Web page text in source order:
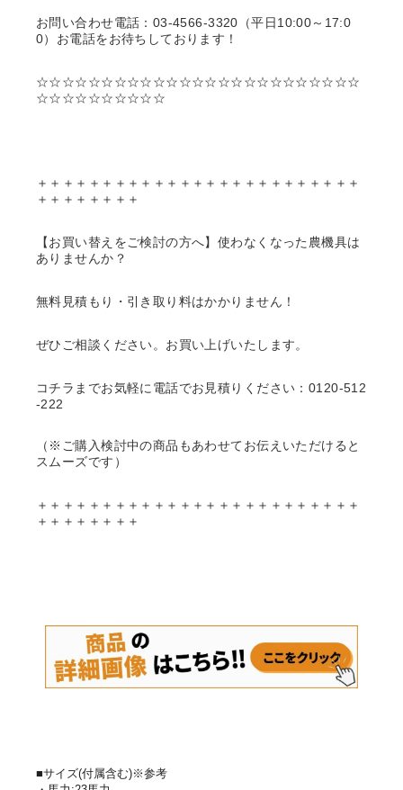
お問い合わせ電話：03-4566-3320（平日10:00～17:0
0）お電話をお待ちしております！
☆☆☆☆☆☆☆☆☆☆☆☆☆☆☆☆☆☆☆☆☆☆☆☆☆
☆☆☆☆☆☆☆☆☆☆
＋＋＋＋＋＋＋＋＋＋＋＋＋＋＋＋＋＋＋＋＋＋＋＋＋
＋＋＋＋＋＋＋＋
【お買い替えをご検討の方へ】使わなくなった農機具は
ありませんか？
無料見積もり・引き取り料はかかりません！
ぜひご相談ください。お買い上げいたします。
コチラまでお気軽に電話でお見積りください：0120-512
-222
（※ご購入検討中の商品もあわせてお伝えいただけると
スムーズです）
＋＋＋＋＋＋＋＋＋＋＋＋＋＋＋＋＋＋＋＋＋＋＋＋＋
＋＋＋＋＋＋＋＋
■サイズ(付属含む)※参考